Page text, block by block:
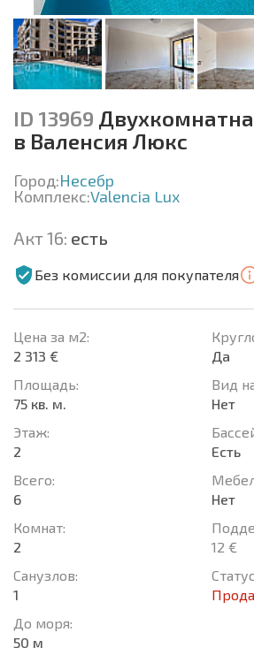
ID 13969
в Валенсия Люкс
Город:Несебр
Комплекс:Valencia Lux
Акт 16: есть
Без комиссии для покупателя
Цена за м2:
2 313 €
Площадь:
75 кв. м.
Этаж:
2
Всего:
6
Комнат:
2
Санузлов:
1
До моря:
50 м
Да
Вид
Нет
Есть
Нет
12 €